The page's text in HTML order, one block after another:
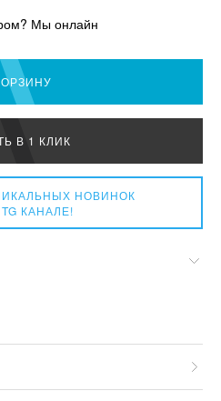
Мы онлайн
В 1 КЛИК
НОВИНОК
КАНАЛЕ!